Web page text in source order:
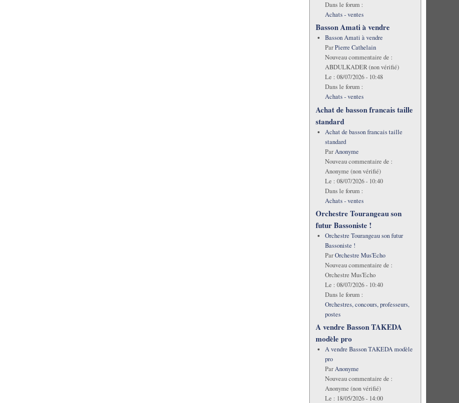
Dans le forum :
Achats - ventes
Basson Amati à vendre
Basson Amati à vendre
ParPierre Cathelain
Nouveau commentaire de :
ABDULKADER (non vérifié)
Le : 08/07/2026 - 10:48
Dans le forum :
Achats - ventes
Achat de basson francais taille
standard
Achat de basson francais taille
standard
ParAnonyme
Nouveau commentaire de :
Anonyme (non vérifié)
Le : 08/07/2026 - 10:40
Dans le forum :
Achats - ventes
Orchestre Tourangeau son
futur Bassoniste !
Orchestre Tourangeau son futur
Bassoniste !
ParOrchestre Mus'Echo
Nouveau commentaire de :
Orchestre Mus'Echo
Le : 08/07/2026 - 10:40
Dans le forum :
Orchestres, concours, professeurs,
postes
A vendre Basson TAKEDA
modèle pro
A vendre Basson TAKEDA modèle
pro
ParAnonyme
Nouveau commentaire de :
Anonyme (non vérifié)
Le : 18/05/2026 - 14:00